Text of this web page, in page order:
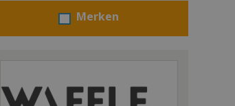
Merken